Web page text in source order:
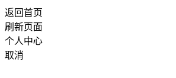
返回首页
刷新页面
个人中心
取消